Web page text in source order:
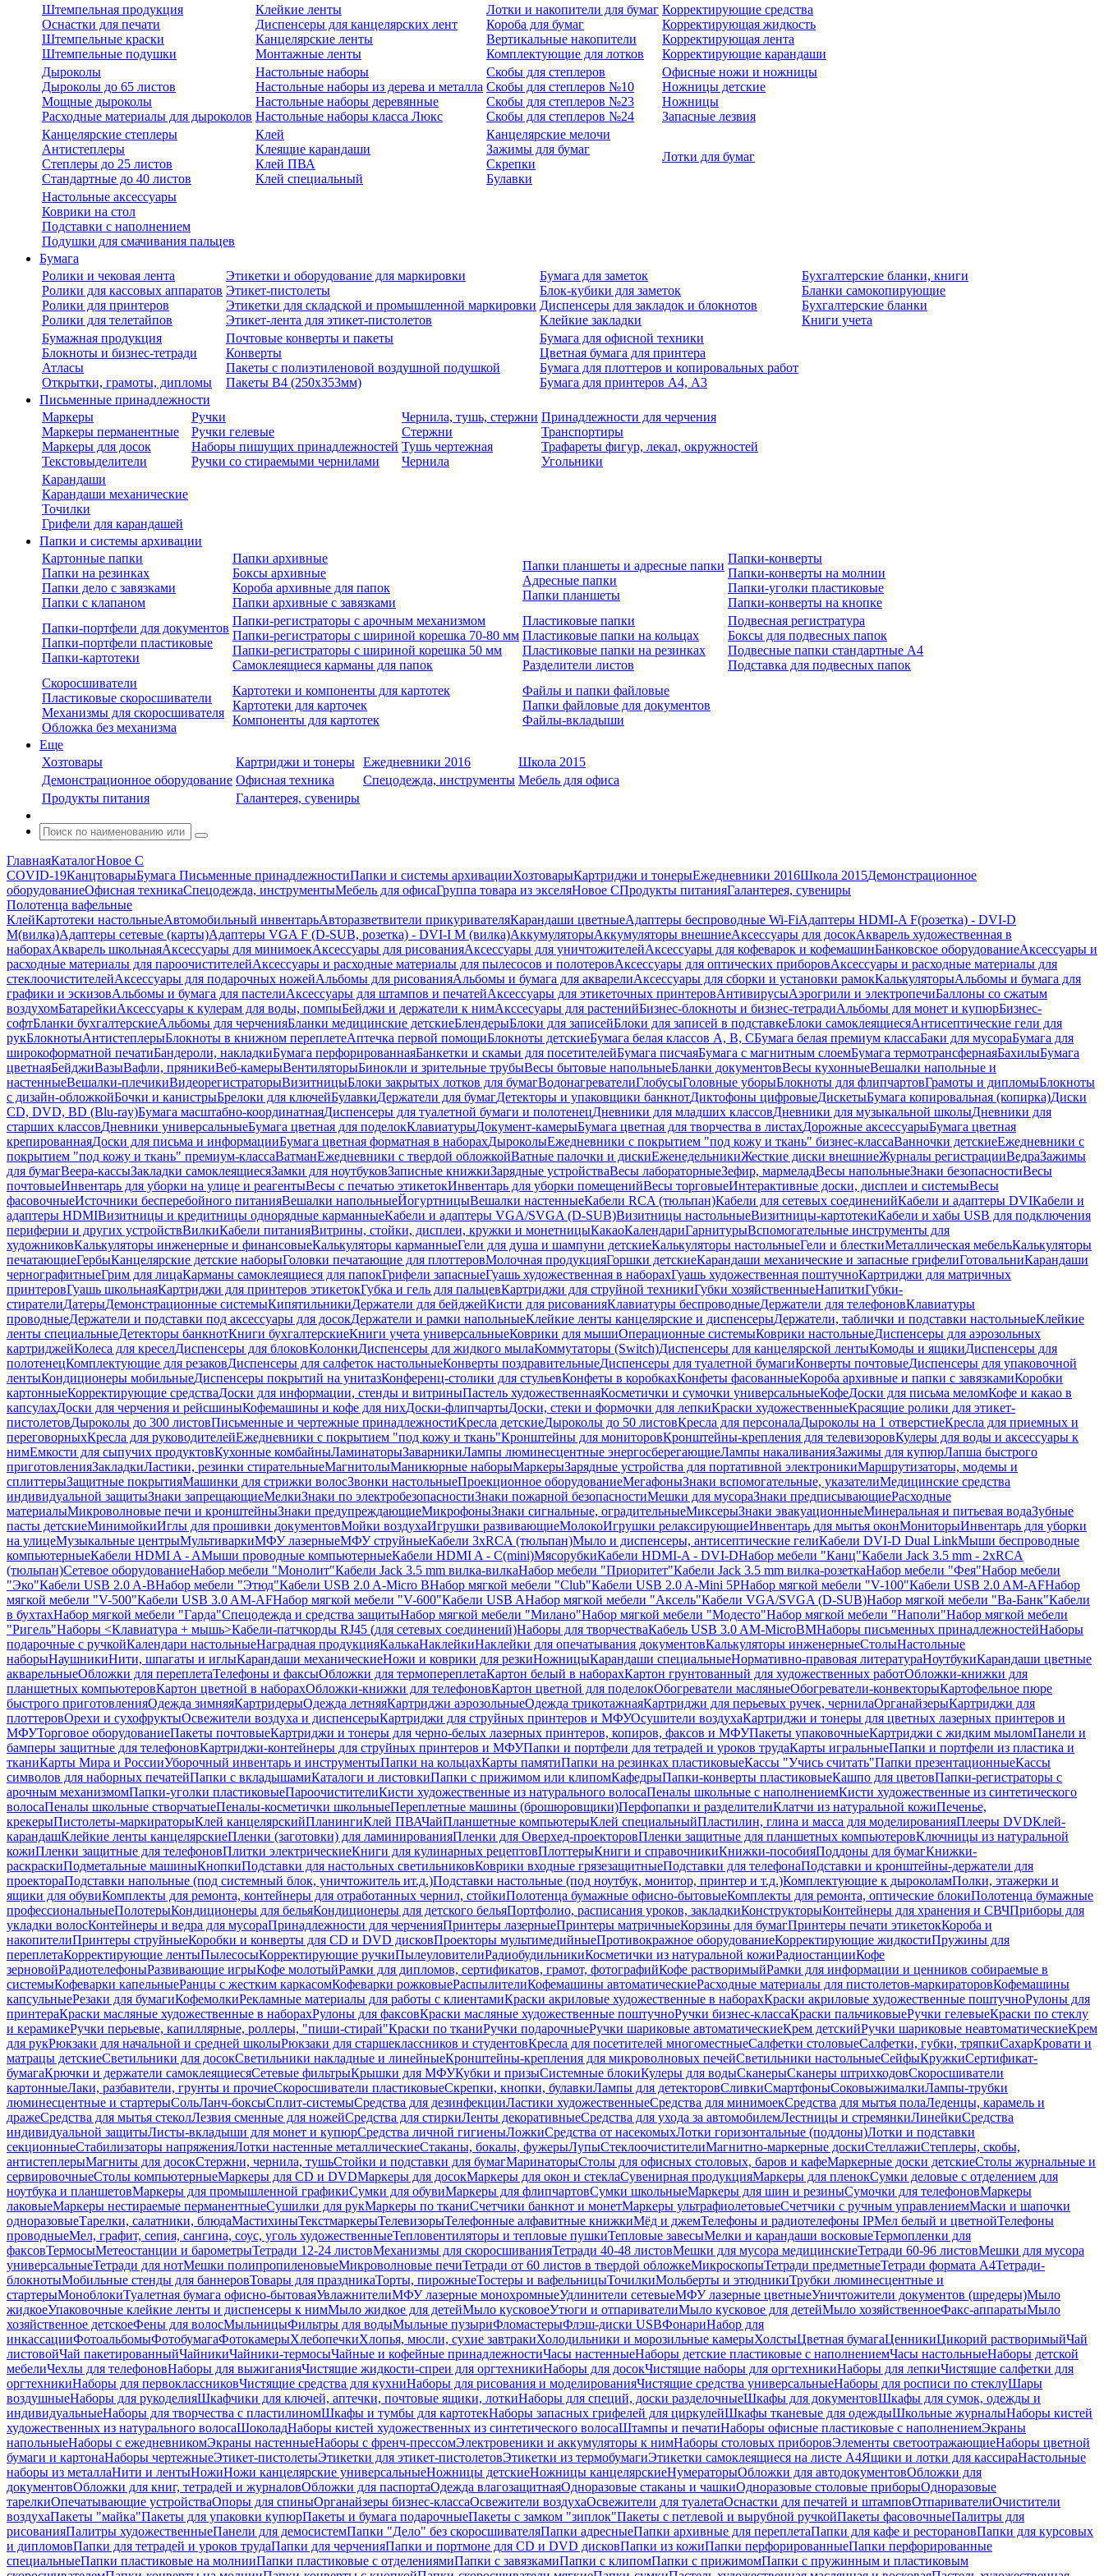
Штемпельная продукция
Оснастки для печати
Штемпельные краски
Штемпельные подушки
Клейкие ленты
Диспенсеры для канцелярских лент
Канцелярские ленты
Монтажные ленты
Лотки и накопители для бумаг
Короба для бумаг
Вертикальные накопители
Комплектующие для лотков
Корректирующие средства
Корректирующая жидкость
Корректирующая лента
Корректирующие карандаши
Дыроколы
Дыроколы до 65 листов
Мощные дыроколы
Расходные материалы для дыроколов
Настольные наборы
Настольные наборы из дерева и металла
Настольные наборы деревянные
Настольные наборы класса Люкс
Скобы для степлеров
Скобы для степлеров №10
Скобы для степлеров №23
Скобы для степлеров №24
Офисные ножи и ножницы
Ножницы детские
Ножницы
Запасные лезвия
Канцелярские степлеры
Антистеплеры
Степлеры до 25 листов
Стандартные до 40 листов
Клей
Клеящие карандаши
Клей ПВА
Клей специальный
Канцелярские мелочи
Зажимы для бумаг
Скрепки
Булавки
Лотки для бумаг
Настольные аксессуары
Коврики на стол
Подставки с наполнением
Подушки для смачивания пальцев
Бумага
Ролики и чековая лента
Ролики для кассовых аппаратов
Ролики для принтеров
Ролики для телетайпов
Этикетки и оборудование для маркировки
Этикет-пистолеты
Этикетки для складской и промышленной маркировки
Этикет-лента для этикет-пистолетов
Бумага для заметок
Блок-кубики для заметок
Диспенсеры для закладок и блокнотов
Клейкие закладки
Бухгалтерские бланки, книги
Бланки самокопирующие
Бухгалтерские бланки
Книги учета
Бумажная продукция
Блокноты и бизнес-тетради
Атласы
Открытки, грамоты, дипломы
Почтовые конверты и пакеты
Конверты
Пакеты с полиэтиленовой воздушной подушкой
Пакеты В4 (250х353мм)
Бумага для офисной техники
Цветная бумага для принтера
Бумага для плоттеров и копировальных работ
Бумага для принтеров А4, А3
Письменные принадлежности
Маркеры
Маркеры перманентные
Маркеры для досок
Текстовыделители
Ручки
Ручки гелевые
Наборы пишущих принадлежностей
Ручки со стираемыми чернилами
Чернила, тушь, стержни
Стержни
Тушь чертежная
Чернила
Принадлежности для черчения
Транспортиры
Трафареты фигур, лекал, окружностей
Угольники
Карандаши
Карандаши механические
Точилки
Грифели для карандашей
Папки и системы архивации
Картонные папки
Папки на резинках
Папки дело с завязками
Папки с клапаном
Папки архивные
Боксы архивные
Короба архивные для папок
Папки архивные с завязками
Папки планшеты и адресные папки
Адресные папки
Папки планшеты
Папки-конверты
Папки-конверты на молнии
Папки-уголки пластиковые
Папки-конверты на кнопке
Папки-портфели для документов
Папки-портфели пластиковые
Папки-картотеки
Папки-регистраторы с арочным механизмом
Папки-регистраторы с шириной корешка 70-80 мм
Папки-регистраторы с шириной корешка 50 мм
Самоклеящиеся карманы для папок
Пластиковые папки
Пластиковые папки на кольцах
Пластиковые папки на резинках
Разделители листов
Подвесная регистратура
Боксы для подвесных папок
Подвесные папки стандартные А4
Подставка для подвесных папок
Скоросшиватели
Пластиковые скоросшиватели
Механизмы для скоросшивателя
Обложка без механизма
Картотеки и компоненты для картотек
Картотеки для карточек
Компоненты для картотек
Файлы и папки файловые
Папки файловые для документов
Файлы-вкладыши
Еще
Хозтовары
Картриджи и тонеры Ежедневники 2016
Школа 2015
Демонстрационное оборудование Офисная техника Спецодежда, инструменты Мебель для офиса
Продукты питания
Галантерея, сувениры
ГлавнаяКаталогНовое С
COVID-19КанцтоварыБумага Письменные принадлежностиПапки и системы архивацииХозтоварыКартриджи и тонерыЕжедневники 2016Школа 2015Демонстрационное
оборудованиеОфисная техникаСпецодежда, инструментыМебель для офисаГруппа товара из экселяНовое СПродукты питанияГалантерея, сувениры
Полотенца вафельные
КлейКартотеки настольныеАвтомобильный инвентарьАвторазветвители прикуривателяКарандаши цветныеАдаптеры беспроводные Wi-FiАдаптеры HDMI-A F(розетка) - DVI-D
M(вилка)Адаптеры сетевые (карты)Адаптеры VGA F (D-SUB, розетка) - DVI-I M (вилка)АккумуляторыАккумуляторы внешниеАксессуары для досокАкварель художественная в
наборахАкварель школьнаяАксессуары для минимоекАксессуары для рисованияАксессуары для уничтожителейАксессуары для кофеварок и кофемашинБанковское оборудованиеАксессуары и
расходные материалы для пароочистителейАксессуары и расходные материалы для пылесосов и полотеровАксессуары для оптических приборовАксессуары и расходные материалы для
стеклоочистителейАксессуары для подарочных ножейАльбомы для рисованияАльбомы и бумага для акварелиАксессуары для сборки и установки рамокКалькуляторыАльбомы и бумага для
графики и эскизовАльбомы и бумага для пастелиАксессуары для штампов и печатейАксессуары для этикеточных принтеровАнтивирусыАэрогрили и электропечиБаллоны со сжатым
воздухомБатарейкиАксессуары к кулерам для воды, помпыБейджи и держатели к нимАкссесуары для растенийБизнес-блокноты и бизнес-тетрадиАльбомы для монет и купюрБизнес-
софтБланки бухгалтерскиеАльбомы для черченияБланки медицинские детскиеБлендерыБлоки для записейБлоки для записей в подставкеБлоки самоклеящиесяАнтисептические гели для
рукБлокнотыАнтистеплерыБлокноты в книжном переплетеАптечка первой помощиБлокноты детскиеБумага белая классов А, В, СБумага белая премиум классаБаки для мусораБумага для
широкоформатной печатиБандероли, накладкиБумага перфорированнаяБанкетки и скамьи для посетителейБумага писчаяБумага с магнитным слоемБумага термотрансфернаяБахилыБумага
цветнаяБейджиВазыВафли, пряникиВеб-камерыВентиляторыБинокли и зрительные трубыВесы бытовые напольныеБланки документовВесы кухонныеВешалки напольные и
настенныеВешалки-плечикиВидеорегистраторыВизитницыБлоки закрытых лотков для бумагВодонагревателиГлобусыГоловные уборыБлокноты для флипчартовГрамоты и дипломыБлокноты
с дизайн-обложкойБочки и канистрыБрелоки для ключейБулавкиДержатели для бумагДетекторы и упаковщики банкнотДиктофоны цифровыеДискетыБумага копировальная (копирка)Диски
CD, DVD, BD (Blu-ray)Бумага масштабно-координатнаяДиспенсеры для туалетной бумаги и полотенецДневники для младших классовДневники для музыкальной школыДневники для
старших классовДневники универсальныеБумага цветная для поделокКлавиатурыДокумент-камерыБумага цветная для творчества в листахДорожные аксессуарыБумага цветная
крепированнаяДоски для письма и информацииБумага цветная форматная в наборахДыроколыЕжедневники с покрытием "под кожу и ткань" бизнес-классаВанночки детскиеЕжедневники с
покрытием "под кожу и ткань" премиум-классаВатманЕжедневники с твердой обложкойВатные палочки и дискиЕженедельникиЖесткие диски внешниеЖурналы регистрацииВедраЗажимы
для бумагВеера-кассыЗакладки самоклеящиесяЗамки для ноутбуковЗаписные книжкиЗарядные устройстваВесы лабораторныеЗефир, мармеладВесы напольныеЗнаки безопасностиВесы
почтовыеИнвентарь для уборки на улице и реагентыВесы с печатью этикетокИнвентарь для уборки помещенийВесы торговыеИнтерактивные доски, дисплеи и системыВесы
фасовочныеИсточники бесперебойного питанияВешалки напольныеЙогуртницыВешалки настенныеКабели RCA (тюльпан)Кабели для сетевых соединенийКабели и адаптеры DVIКабели и
адаптеры HDMIВизитницы и кредитницы однорядные карманныеКабели и адаптеры VGA/SVGA (D-SUB)Визитницы настольныеВизитницы-картотекиКабели и хабы USB для подключения
периферии и других устройствВилкиКабели питанияВитрины, стойки, дисплеи, кружки и монетницыКакаоКалендариГарнитурыВспомогательные инструменты для
художниковКалькуляторы инженерные и финансовыеКалькуляторы карманныеГели для душа и шампуни детскиеКалькуляторы настольныеГели и блесткиМеталлическая мебельКалькуляторы
печатающиеГербыКанцелярские детские наборыГоловки печатающие для плоттеровМолочная продукцияГоршки детскиеКарандаши механические и запасные грифелиГотовальниКарандаши
чернографитныеГрим для лицаКарманы самоклеящиеся для папокГрифели запасныеГуашь художественная в наборахГуашь художественная поштучноКартриджи для матричных
принтеровГуашь школьнаяКартриджи для принтеров этикетокГубка и гель для пальцевКартриджи для струйной техникиГубки хозяйственныеНапиткиГубки-
стирателиДатерыДемонстрационные системыКипятильникиДержатели для бейджейКисти для рисованияКлавиатуры беспроводныеДержатели для телефоновКлавиатуры
проводныеДержатели и подставки под аксессуары для досокДержатели и рамки напольныеКлейкие ленты канцелярские и диспенсерыДержатели, таблички и подставки настольныеКлейкие
ленты специальныеДетекторы банкнотКниги бухгалтерскиеКниги учета универсальныеКоврики для мышиОперационные системыКоврики настольныеДиспенсеры для аэрозольных
картриджейКолеса для креселДиспенсеры для блоковКолонкиДиспенсеры для жидкого мылаКоммутаторы (Switch)Диспенсеры для канцелярской лентыКомоды и ящикиДиспенсеры для
полотенецКомплектующие для резаковДиспенсеры для салфеток настольныеКонверты поздравительныеДиспенсеры для туалетной бумагиКонверты почтовыеДиспенсеры для упаковочной
лентыКондиционеры мобильныеДиспенсеры покрытий на унитазКонференц-столики для стульевКонфеты в коробкахКонфеты фасованныеКороба архивные и папки с завязкамиКоробки
картонныеКорректирующие средстваДоски для информации, стенды и витриныПастель художественнаяКосметички и сумочки универсальныеКофеДоски для письма меломКофе и какао в
капсулахДоски для черчения и рейсшиныКофемашины и кофе для нихДоски-флипчартыДоски, стеки и формочки для лепкиКраски художественныеКрасящие ролики для этикет-
пистолетовДыроколы до 300 листовПисьменные и чертежные принадлежностиКресла детскиеДыроколы до 50 листовКресла для персоналаДыроколы на 1 отверстиеКресла для приемных и
переговорныхКресла для руководителейЕжедневники с покрытием "под кожу и ткань"Кронштейны для мониторовКронштейны-крепления для телевизоровКулеры для воды и аксессуары к
нимЕмкости для сыпучих продуктовКухонные комбайныЛаминаторыЗаварникиЛампы люминесцентные энергосберегающиеЛампы накаливанияЗажимы для купюрЛапша быстрого
приготовленияЗакладкиЛастики, резинки стирательныеМагнитолыМаникюрные наборыМаркерыЗарядные устройства для портативной электроникиМаршрутизаторы, модемы и
сплиттерыЗащитные покрытияМашинки для стрижки волосЗвонки настольныеПроекционное оборудованиеМегафоныЗнаки вспомогательные, указателиМедицинские средства
индивидуальной защитыЗнаки запрещающиеМелкиЗнаки по электробезопасностиЗнаки пожарной безопасностиМешки для мусораЗнаки предписывающиеРасходные
материалыМикроволновые печи и кронштейныЗнаки предупреждающиеМикрофоныЗнаки сигнальные, оградительныеМиксерыЗнаки эвакуационныеМинеральная и питьевая водаЗубные
пасты детскиеМинимойкиИглы для прошивки документовМойки воздухаИгрушки развивающиеМолокоИгрушки релаксирующиеИнвентарь для мытья оконМониторыИнвентарь для уборки
на улицеМузыкальные центрыМультиваркиМФУ лазерныеМФУ струйныеКабели 3xRCA (тюльпан)Мыло и диспенсеры, антисептические гелиКабели DVI-D Dual LinkМыши беспроводные
компьютерныеКабели HDMI A - AМыши проводные компьютерныеКабели HDMI A - C(mini)МясорубкиКабели HDMI-A - DVI-DНабор мебели "Канц"Кабели Jack 3.5 mm - 2xRCA
(тюльпан)Сетевое оборудованиеНабор мебели "Монолит"Кабели Jack 3.5 mm вилка-вилкаНабор мебели "Приоритет"Кабели Jack 3.5 mm вилка-розеткаНабор мебели "Фея"Набор мебели
"Эко"Кабели USB 2.0 A-BНабор мебели "Этюд"Кабели USB 2.0 A-Micro BНабор мягкой мебели "Club"Кабели USB 2.0 A-Mini 5PНабор мягкой мебели "V-100"Кабели USB 2.0 AM-AFНабор
мягкой мебели "V-500"Кабели USB 3.0 AM-AFНабор мягкой мебели "V-600"Кабели USB AНабор мягкой мебели "Аксель"Кабели VGA/SVGA (D-SUB)Набор мягкой мебели "Ва-Банк"Кабели
в бухтахНабор мягкой мебели "Гарда"Спецодежда и средства защитыНабор мягкой мебели "Милано"Набор мягкой мебели "Модесто"Набор мягкой мебели "Наполи"Набор мягкой мебели
"Ригель"Наборы <Клавиатура + мышь>Кабели-патчкорды RJ45 (для сетевых соединений)Наборы для творчестваКабель USB 3.0 AM-MicroBMНаборы письменных принадлежностейНаборы
подарочные с ручкойКалендари настольныеНаградная продукцияКалькаНаклейкиНаклейки для опечатывания документовКалькуляторы инженерныеСтолыНастольные
наборыНаушникиНити, шпагаты и иглыКарандаши механическиеНожи и коврики для резкиНожницыКарандаши специальныеНормативно-правовая литератураНоутбукиКарандаши цветные
акварельныеОбложки для переплетаТелефоны и факсыОбложки для термопереплетаКартон белый в наборахКартон грунтованный для художественных работОбложки-книжки для
планшетных компьютеровКартон цветной в наборахОбложки-книжки для телефоновКартон цветной для поделокОбогреватели масляныеОбогреватели-конвекторыКартофельное пюре
быстрого приготовленияОдежда зимняяКартридерыОдежда летняяКартриджи аэрозольныеОдежда трикотажнаяКартриджи для перьевых ручек, чернилаОрганайзерыКартриджи для
плоттеровОрехи и сухофруктыОсвежители воздуха и диспенсерыКартриджи для струйных принтеров и МФУОсушители воздухаКартриджи и тонеры для цветных лазерных принтеров и
МФУТорговое оборудованиеПакеты почтовыеКартриджи и тонеры для черно-белых лазерных принтеров, копиров, факсов и МФУПакеты упаковочныеКартриджи с жидким мыломПанели и
бамперы защитные для телефоновКартриджи-контейнеры для струйных принтеров и МФУПапки и портфели для тетрадей и уроков трудаКарты игральныеПапки и портфели из пластика и
тканиКарты Мира и РоссииУборочный инвентарь и инструментыПапки на кольцахКарты памятиПапки на резинках пластиковыеКассы "Учись считать"Папки презентационныеКассы
символов для наборных печатейПапки с вкладышамиКаталоги и листовкиПапки с прижимом или клипомКафедрыПапки-конверты пластиковыеКашпо для цветовПапки-регистраторы с
арочным механизмомПапки-уголки пластиковыеПароочистителиКисти художественные из натурального волосаПеналы школьные с наполнениемКисти художественные из синтетического
волосаПеналы школьные створчатыеПеналы-косметички школьныеПереплетные машины (брошюровщики)Перфопапки и разделителиКлатчи из натуральной кожиПеченье,
крекерыПистолеты-маркираторыКлей канцелярскийПланингиКлей ПВАЧайПланшетные компьютерыКлей специальныйПластилин, глина и масса для моделированияПлееры DVDКлей-
карандашКлейкие ленты канцелярскиеПленки (заготовки) для ламинированияПленки для Оверхед-проекторовПленки защитные для планшетных компьютеровКлючницы из натуральной
кожиПленки защитные для телефоновПлитки электрическиеКниги для кулинарных рецептовПлоттерыКниги и справочникиКнижки-пособияПоддоны для бумагКнижки-
раскраскиПодметальные машиныКнопкиПодставки для настольных светильниковКоврики входные грязезащитныеПодставки для телефонаПодставки и кронштейны-держатели для
проектораПодставки напольные (под системный блок, уничтожитель ит.д.)Подставки настольные (под ноутбук, монитор, принтер и т.д.)Комплектующие к дыроколамПолки, этажерки и
ящики для обувиКомплекты для ремонта, контейнеры для отработанных чернил, стойкиПолотенца бумажные офисно-бытовыеКомплекты для ремонта, оптические блокиПолотенца бумажные
профессиональныеПолотерыКондиционеры для бельяКондиционеры для детского бельяПортфолио, расписания уроков, закладкиКонструкторыКонтейнеры для хранения и СВЧПриборы для
укладки волосКонтейнеры и ведра для мусораПринадлежности для черченияПринтеры лазерныеПринтеры матричныеКорзины для бумагПринтеры печати этикетокКороба и
накопителиПринтеры струйныеКоробки и конверты для CD и DVD дисковПроекторы мультимедийныеПротивокражное оборудованиеКорректирующие жидкостиПружины для
переплетаКорректирующие лентыПылесосыКорректирующие ручкиПылеуловителиРадиобудильникиКосметички из натуральной кожиРадиостанцииКофе
зерновойРадиотелефоныРазвивающие игрыКофе молотыйРамки для дипломов, сертификатов, грамот, фотографийКофе растворимыйРамки для информации и ценников собираемые в
системыКофеварки капельныеРанцы с жестким каркасомКофеварки рожковыеРаспылителиКофемашины автоматическиеРасходные материалы для пистолетов-маркираторовКофемашины
капсульныеРезаки для бумагиКофемолкиРекламные материалы для работы с клиентамиКраски акриловые художественные в наборахКраски акриловые художественные поштучноРулоны для
принтераКраски масляные художественные в наборахРулоны для факсовКраски масляные художественные поштучноРучки бизнес-классаКраски пальчиковыеРучки гелевыеКраски по стеклу
и керамикеРучки перьевые, капиллярные, роллеры, "пиши-стирай"Краски по тканиРучки подарочныеРучки шариковые автоматическиеКрем детскийРучки шариковые неавтоматическиеКрем
для рукРюкзаки для начальной и средней школыРюкзаки для старшеклассников и студентовКресла для посетителей многоместныеСалфетки столовыеСалфетки, губки, тряпкиСахарКровати и
матрацы детскиеСветильники для досокСветильники накладные и линейныеКронштейны-крепления для микроволновых печейСветильники настольныеСейфыКружкиСертификат-
бумагаКрючки и держатели самоклеящиесяСетевые фильтрыКрышки для МФУКубки и призыСистемные блокиКулеры для водыСканерыСканеры штрихкодовСкоросшиватели
картонныеЛаки, разбавители, грунты и прочиеСкоросшиватели пластиковыеСкрепки, кнопки, булавкиЛампы для детекторовСливкиСмартфоныСоковыжималкиЛампы-трубки
люминесцентные и стартерыСольЛанч-боксыСплит-системыСредства для дезинфекцииЛастики художественныеСредства для минимоекСредства для мытья полаЛеденцы, карамель и
дражеСредства для мытья стеколЛезвия сменные для ножейСредства для стиркиЛенты декоративныеСредства для ухода за автомобилемЛестницы и стремянкиЛинейкиСредства
индивидуальной защитыЛисты-вкладыши для монет и купюрСредства личной гигиеныЛожкиСредства от насекомыхЛотки горизонтальные (поддоны)Лотки и подставки
секционныеСтабилизаторы напряженияЛотки настенные металлическиеСтаканы, бокалы, фужерыЛупыСтеклоочистителиМагнитно-маркерные доскиСтеллажиСтеплеры, скобы,
антистеплерыМагниты для досокСтержни, чернила, тушьСтойки и подставки для бумагМаринаторыСтолы для офисных столовых, баров и кафеМаркерные доски детскиеСтолы журнальные и
сервировочныеСтолы компьютерныеМаркеры для CD и DVDМаркеры для досокМаркеры для окон и стеклаСувенирная продукцияМаркеры для пленокСумки деловые с отделением для
ноутбука и планшетовМаркеры для промышленной графикиСумки для обувиМаркеры для флипчартовСумки школьныеМаркеры для шин и резиныСумочки для телефоновМаркеры
лаковыеМаркеры нестираемые перманентныеСушилки для рукМаркеры по тканиСчетчики банкнот и монетМаркеры ультрафиолетовыеСчетчики с ручным управлениемМаски и шапочки
одноразовыеТарелки, салатники, блюдаМастихиныТекстмаркерыТелевизорыТелефонные алфавитные книжкиМёд и джемТелефоны и радиотелефоны IPМел белый и цветнойТелефоны
проводныеМел, графит, сепия, сангина, соус, уголь художественныеТепловентиляторы и тепловые пушкиТепловые завесыМелки и карандаши восковыеТермопленки для
факсовТермосыМетеостанции и барометрыТетради 12-24 листовМеханизмы для скоросшиванияТетради 40-48 листовМешки для мусора медицинскиеТетради 60-96 листовМешки для мусора
универсальныеТетради для нотМешки полипропиленовыеМикроволновые печиТетради от 60 листов в твердой обложкеМикроскопыТетради предметныеТетради формата А4Тетради-
блокнотыМобильные стенды для баннеровТовары для праздникаТорты, пирожныеТостеры и вафельницыТочилкиМольберты и этюдникиТрубки люминесцентные и
стартерыМоноблокиТуалетная бумага офисно-бытоваяУвлажнителиМФУ лазерные монохромныеУдлинители сетевыеМФУ лазерные цветныеУничтожители документов (шредеры)Мыло
жидкоеУпаковочные клейкие ленты и диспенсеры к нимМыло жидкое для детейМыло кусковоеУтюги и отпаривателиМыло кусковое для детейМыло хозяйственноеФакс-аппаратыМыло
хозяйственное детскоеФены для волосМыльницыФильтры для водыМыльные пузыриФломастерыФлэш-диски USBФонариНабор для
инкассацииФотоальбомыФотобумагаФотокамерыХлебопечкиХлопья, мюсли, сухие завтракиХолодильники и морозильные камерыХолстыЦветная бумагаЦенникиЦикорий растворимыйЧай
листовойЧай пакетированныйЧайникиЧайники-термосыЧайные и кофейные принадлежностиЧасы настенныеНаборы детские пластиковые с наполнениемЧасы настольныеНаборы детской
мебелиЧехлы для телефоновНаборы для выжиганияЧистящие жидкости-спреи для оргтехникиНаборы для досокЧистящие наборы для оргтехникиНаборы для лепкиЧистящие салфетки для
оргтехникиНаборы для первоклассниковЧистящие средства для кухниНаборы для рисования и моделированияЧистящие средства универсальныеНаборы для росписи по стеклуШары
воздушныеНаборы для рукоделияШкафчики для ключей, аптечки, почтовые ящики, лоткиНаборы для специй, доски разделочныеШкафы для документовШкафы для сумок, одежды и
индивидуальныеНаборы для творчества с пластилиномШкафы и тумбы для картотекНаборы запасных грифелей для циркулейШкафы тканевые для одеждыШкольные журналыНаборы кистей
художественных из натурального волосаШоколадНаборы кистей художественных из синтетического волосаШтампы и печатиНаборы офисные пластиковые с наполнениемЭкраны
напольныеНаборы с ежедневникомЭкраны настенныеНаборы с френч-прессомЭлектровеники и аккумуляторы к нимНаборы столовых приборовЭлементы светоотражающиеНаборы цветной
бумаги и картонаНаборы чертежныеЭтикет-пистолетыЭтикетки для этикет-пистолетовЭтикетки из термобумагиЭтикетки самоклеящиеся на листе А4Ящики и лотки для кассираНастольные
наборы из металлаНити и лентыНожиНожи канцелярские универсальныеНожницы детскиеНожницы канцелярскиеНумераторыОбложки для автодокументовОбложки для
документовОбложки для книг, тетрадей и журналовОбложки для паспортаОдежда влагозащитнаяОдноразовые стаканы и чашкиОдноразовые столовые приборыОдноразовые
тарелкиОпечатывающие устройстваОпоры для спиныОрганайзеры бизнес-классаОсвежители воздухаОсвежители для туалетаОснастки для печатей и штамповОтпаривателиОчистители
воздухаПакеты "майка"Пакеты для упаковки купюрПакеты и бумага подарочныеПакеты с замком "зиплок"Пакеты с петлевой и вырубной ручкойПакеты фасовочныеПалитры для
рисованияПалитры художественныеПанели для демосистемПапки "Дело" без скоросшивателяПапки адресныеПапки архивные для переплетаПапки для кафе и ресторановПапки для курсовых
и дипломовПапки для тетрадей и уроков трудаПапки для черченияПапки и портмоне для CD и DVD дисковПапки из кожиПапки перфорированныеПапки перфорированные
специальныеПапки пластиковые на молнииПапки пластиковые с отделениямиПапки с завязкамиПапки с клипомПапки с прижимомПапки с пружинным и пластиковым